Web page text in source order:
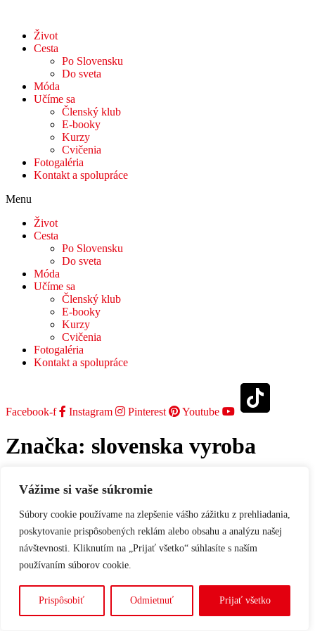
Vážime si vaše súkromie
Súbory cookie používame na zlepšenie vášho zážitku z prehliadania,
poskytovanie prispôsobených reklám alebo obsahu a analýzu našej
návštevnosti. Kliknutím na „Prijať všetko“ súhlasíte s naším
používaním súborov cookie.
Prispôsobiť Odmietnuť Prijať všetko
Život
Cesta
Po Slovensku
Do sveta
Móda
Učíme sa
Členský klub
E-booky
Kurzy
Cvičenia
Fotogaléria
Kontakt a spolupráce
Menu
Život
Cesta
Po Slovensku
Do sveta
Móda
Učíme sa
Členský klub
E-booky
Kurzy
Cvičenia
Fotogaléria
Kontakt a spolupráce
Facebook-f Instagram Pinterest Youtube
Značka: slovenska vyroba
Z handmade kuchyne II. – Kristína
Minule sme začali predkrmom a dnes pokračujeme druhým chodom.
Tentokrát sa naučíme šiť sukňu. Ale nebojte, nepôjde o nič zložité.
Všeobecné obchodné podmienky•Ochrana osobných údajov